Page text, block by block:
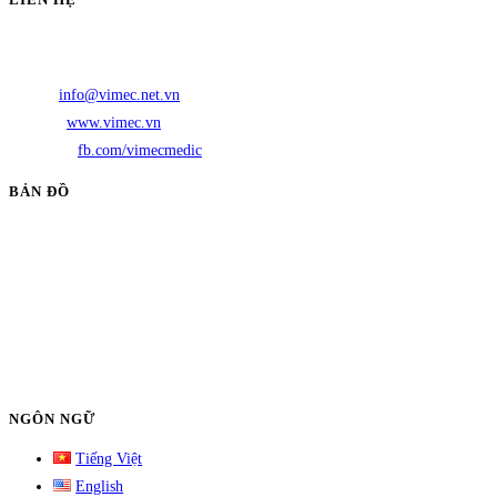
info@vimec.net.vn
www.vimec.vn
fb.com/vimecmedic
BẢN ĐỒ
NGÔN NGỮ
Tiếng Việt
English